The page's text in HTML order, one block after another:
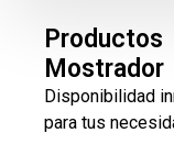
Productos
Mostrador
Disponibilidad
para tus